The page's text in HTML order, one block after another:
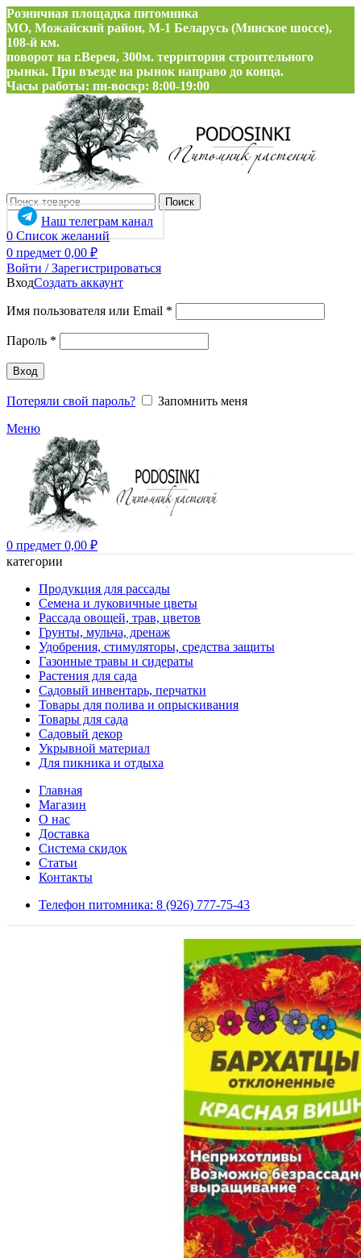
Розничная площадка питомника
МО, Можайский район, М-1 Беларусь (Минское шоссе),
108-й км.
поворот на г.Верея, 300м. территория строительного
рынка. При въезде на рынок направо до конца.
Часы работы: пн-воскр: 8:00-19:00
Поиск
Наш телеграм канал
0 Список желаний
0 предмет 0,00 ₽
Войти / Зарегистрироваться
ВходСоздать аккаунт
Имя пользователя или Email *
Пароль *
Вход
Потеряли свой пароль?
Запомнить меня
Меню
0 предмет 0,00 ₽
категории
Продукция для рассады
Семена и луковичные цветы
Рассада овощей, трав, цветов
Грунты, мульча, дренаж
Удобрения, стимуляторы, средства защиты
Газонные травы и сидераты
Растения для сада
Садовый инвентарь, перчатки
Товары для полива и опрыскивания
Товары для сада
Садовый декор
Укрывной материал
Для пикника и отдыха
Главная
Магазин
О нас
Доставка
Система скидок
Статьи
Контакты
Телефон питомника: 8 (926) 777-75-43